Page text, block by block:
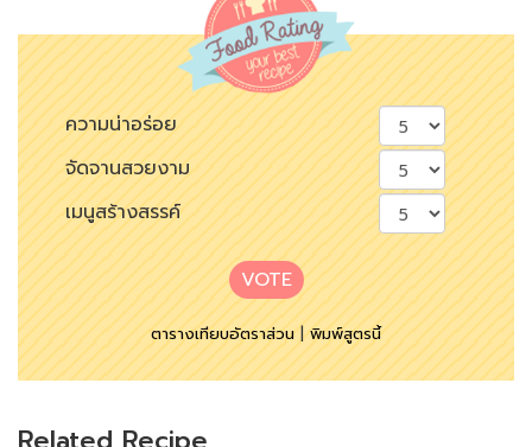
ความน่าอร่อย
จัดจานสวยงาม
เมนูสร้างสรรค์
VOTE
ตารางเทียบอัตราส่วน|พิมพ์สูตรนี้